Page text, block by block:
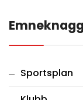
Sportsplan